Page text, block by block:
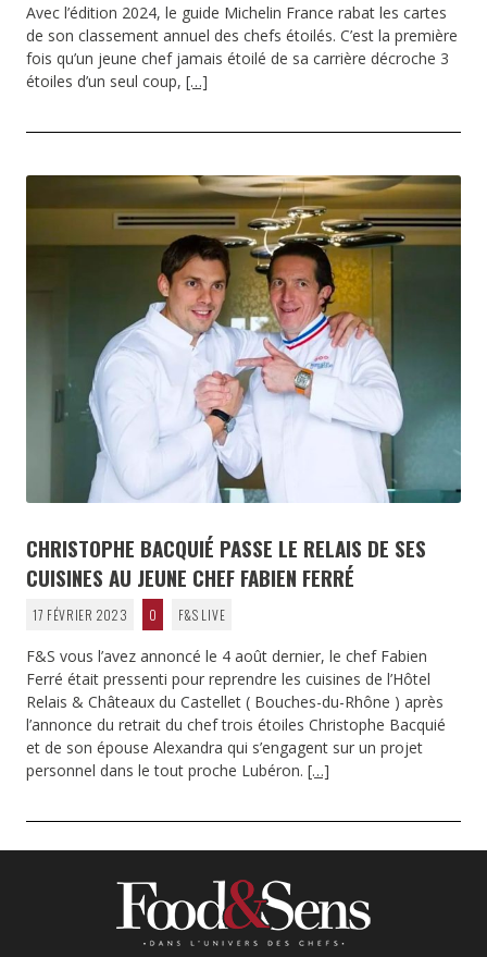
Avec l’édition 2024, le guide Michelin France rabat les cartes
de son classement annuel des chefs étoilés. C’est la première
fois qu’un jeune chef jamais étoilé de sa carrière décroche 3
étoiles d’un seul coup, […]
CHRISTOPHE BACQUIÉ PASSE LE RELAIS DE SES
CUISINES AU JEUNE CHEF FABIEN FERRÉ
17 FÉVRIER 2023 0 F&S LIVE
F&S vous l’avez annoncé le 4 août dernier, le chef Fabien
Ferré était pressenti pour reprendre les cuisines de l’Hôtel
Relais & Châteaux du Castellet ( Bouches-du-Rhône ) après
l’annonce du retrait du chef trois étoiles Christophe Bacquié
et de son épouse Alexandra qui s’engagent sur un projet
personnel dans le tout proche Lubéron. […]